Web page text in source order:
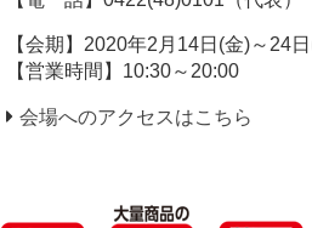
【会期】2020年2月14日(金)～24
【営業時間】10:30～20:00
会場へのアクセスはこちら